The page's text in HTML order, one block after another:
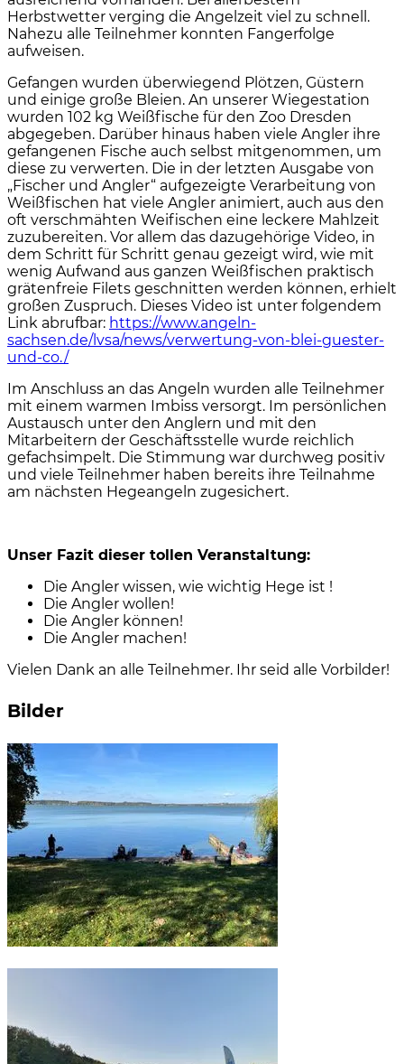
Herbstwetter verging die Angelzeit viel zu schnell.
Nahezu alle Teilnehmer konnten Fangerfolge
aufweisen.
Gefangen wurden überwiegend Plötzen, Güstern
und einige große Bleien. An unserer Wiegestation
wurden 102 kg Weißfische für den Zoo Dresden
abgegeben. Darüber hinaus haben viele Angler ihre
gefangenen Fische auch selbst mitgenommen, um
diese zu verwerten. Die in der letzten Ausgabe von
„Fischer und Angler“ aufgezeigte Verarbeitung von
Weißfischen hat viele Angler animiert, auch aus den
oft verschmähten Weifischen eine leckere Mahlzeit
zuzubereiten. Vor allem das dazugehörige Video, in
dem Schritt für Schritt genau gezeigt wird, wie mit
wenig Aufwand aus ganzen Weißfischen praktisch
grätenfreie Filets geschnitten werden können, erhielt
großen Zuspruch. Dieses Video ist unter folgendem
Link abrufbar: https://www.angeln-
sachsen.de/lvsa/news/verwertung-von-blei-guester-
und-co./
Im Anschluss an das Angeln wurden alle Teilnehmer
mit einem warmen Imbiss versorgt. Im persönlichen
Austausch unter den Anglern und mit den
Mitarbeitern der Geschäftsstelle wurde reichlich
gefachsimpelt. Die Stimmung war durchweg positiv
und viele Teilnehmer haben bereits ihre Teilnahme
am nächsten Hegeangeln zugesichert.
Unser Fazit dieser tollen Veranstaltung:
Die Angler wissen, wie wichtig Hege ist !
Die Angler wollen!
Die Angler können!
Die Angler machen!
Vielen Dank an alle Teilnehmer. Ihr seid alle Vorbilder!
Bilder